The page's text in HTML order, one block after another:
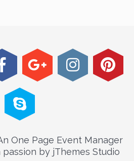
One Page Event Manager
by jThemes Studio